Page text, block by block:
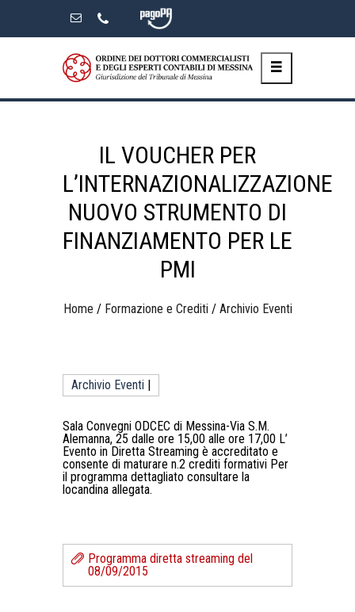
IL VOUCHER PER
L’INTERNAZIONALIZZAZIONE
NUOVO STRUMENTO DI
FINANZIAMENTO PER LE
PMI
Home / Formazione e Crediti / Archivio Eventi
Archivio Eventi
Sala Convegni ODCEC di Messina-Via S.M.
Alemanna, 25 dalle ore 15,00 alle ore 17,00 L’
Evento in Diretta Streaming è accreditato e
consente di maturare n.2 crediti formativi Per
il programma dettagliato consultare la
locandina allegata.
Programma diretta streaming del
08/09/2015